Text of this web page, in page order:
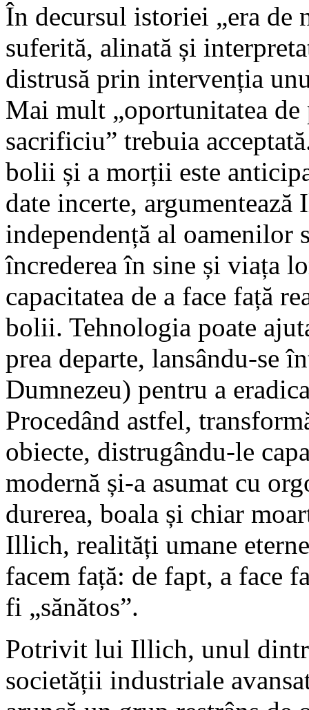
În decursul istoriei „era de
suferită, alinată și
distrusă prin intervenția
Mai mult „oportunitatea
sacrificiu” trebuia
bolii și a morții este
date incerte,
independență al oamenilor
încrederea în sine și viața
capacitatea de a face față
bolii. Tehnologia poate
prea departe, lansându-se
Dumnezeu) pentru a
Procedând astfel,
obiecte, distrugându-le
modernă și-a asumat cu
durerea, boala și chiar
Illich, realități umane
facem față: de fapt, a face
fi „sănătos”.
Potrivit lui Illich, unul
societății industriale